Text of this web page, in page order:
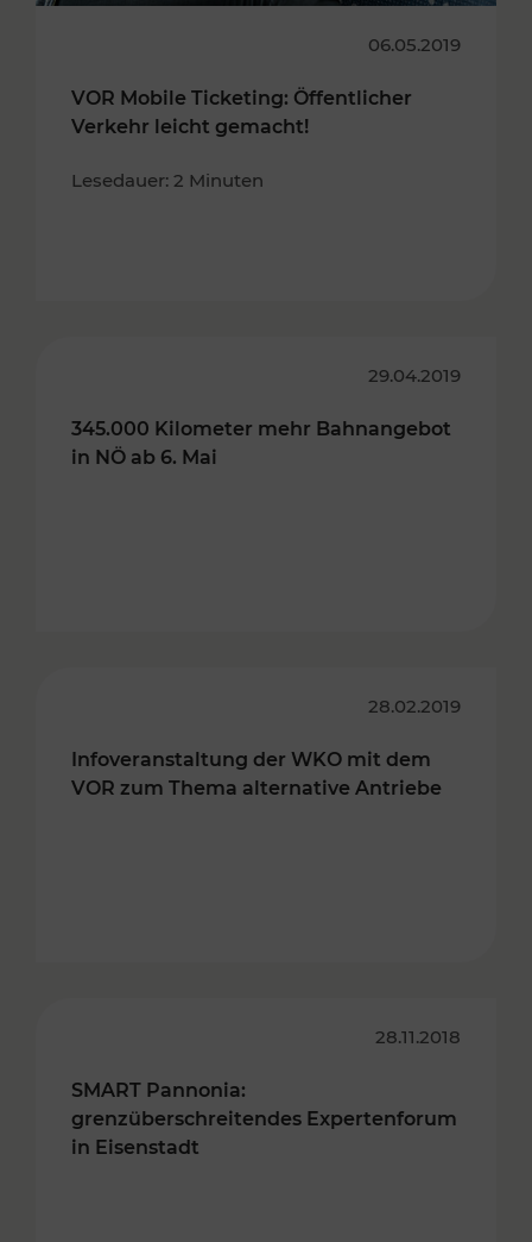
06.05.2019
VOR Mobile Ticketing: Öffentlicher
Verkehr leicht gemacht!
Lesedauer: 2 Minuten
29.04.2019
345.000 Kilometer mehr Bahnangebot
in NÖ ab 6. Mai
28.02.2019
Infoveranstaltung der WKO mit dem
VOR zum Thema alternative Antriebe
28.11.2018
SMART Pannonia:
grenzüberschreitendes Expertenforum
in Eisenstadt